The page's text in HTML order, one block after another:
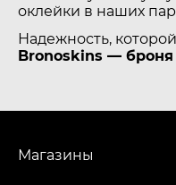
оклейки в наших
Надежность,
Bronoskins — броня
Магазины